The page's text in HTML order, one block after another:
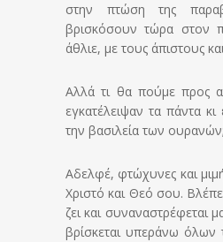
στην πτώση της
βρισκόσουν τώρα στον
άθλιε, με τους άπιστους
Αλλά τι θα πούμε προς
εγκατέλειψαν τα πάντα
την βασιλεία των ουρανών;
Αδελφέ, φτώχυνες και
Χριστό και Θεό σου.
ζει και συναναστρέφεται
βρίσκεται υπεράνω